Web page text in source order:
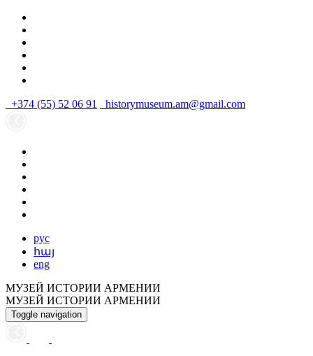
+374 (55) 52 06 91 historymuseum.am@gmail.com
рус
հայ
eng
МУЗЕЙ ИСТОРИИ АРМЕНИИ
МУЗЕЙ ИСТОРИИ АРМЕНИИ
Toggle navigation